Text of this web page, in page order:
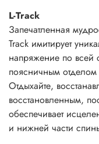
L-Track
Запечатленная
Track имитирует
напряжение по всей
поясничным
Отдыхайте,
восстановленным,
обеспечивает
и нижней части